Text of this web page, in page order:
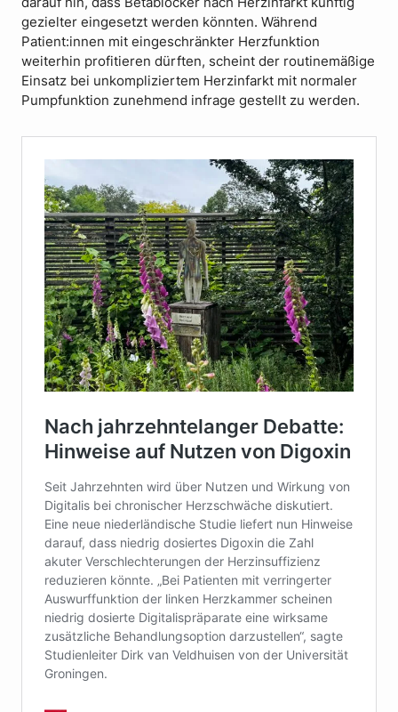
gezielter eingesetzt werden könnten. Während
Patient:innen mit eingeschränkter Herzfunktion
weiterhin profitieren dürften, scheint der routinemäßige
Einsatz bei unkompliziertem Herzinfarkt mit normaler
Pumpfunktion zunehmend infrage gestellt zu werden.